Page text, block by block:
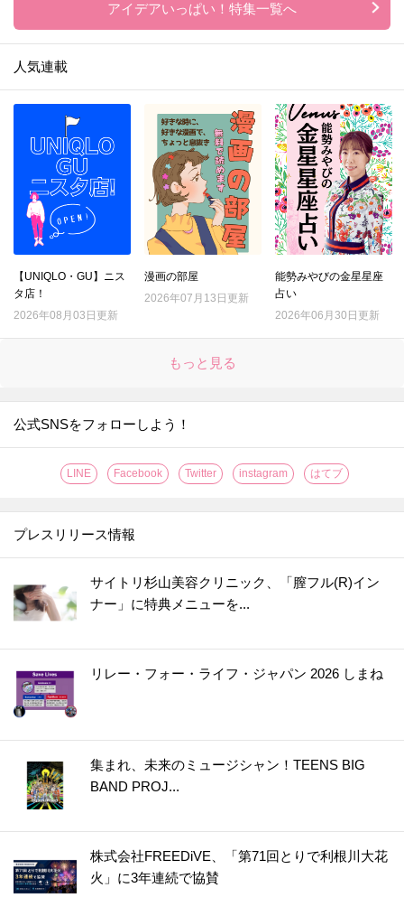
アイデアいっぱい！特集一覧へ
人気連載
【UNIQLO・GU】ニス
タ店！
2026年08月03日更新
漫画の部屋
2026年07月13日更新
能勢みやびの金星星座
占い
2026年06月30日更新
もっと見る
公式SNSをフォローしよう！
LINE Facebook Twitter instagram はてブ
プレスリリース情報
サイトリ杉山美容クリニック、「膣フル(R)イン
ナー」に特典メニューを...
リレー・フォー・ライフ・ジャパン 2026 しまね
集まれ、未来のミュージシャン！TEENS BIG
BAND PROJ...
株式会社FREEDiVE、「第71回とりで利根川大花
火」に3年連続で協賛